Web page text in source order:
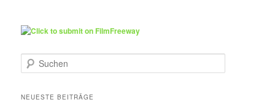
u
h
NEUESTE BEITRÄGE